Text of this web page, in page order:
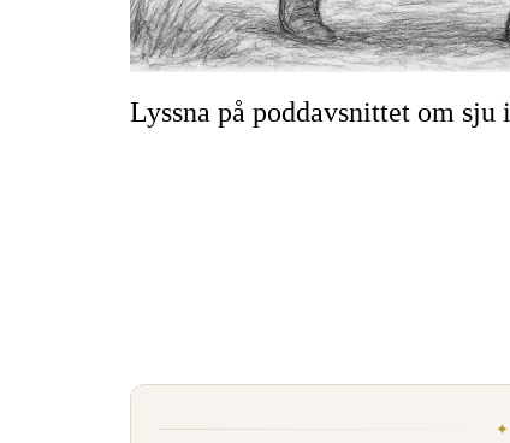
Lyssna på poddavsnittet om sju